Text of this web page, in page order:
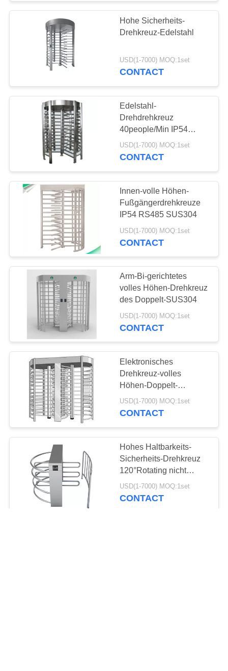
Hohe Sicherheits-
Drehkreuz-Edelstahl
USD(1-7000) MOQ:1set
CONTACT
Edelstahl-
Drehdrehkreuz
40people/Min IP54
RS485
USD(1-7000) MOQ:1set
CONTACT
Innen-volle Höhen-
Fußgängerdrehkreuze
IP54 RS485 SUS304
USD(1-7000) MOQ:1set
CONTACT
Arm-Bi-gerichtetes
volles Höhen-Drehkreuz
des Doppelt-SUS304
USD(1-7000) MOQ:1set
CONTACT
Elektronisches
Drehkreuz-volles
Höhen-Doppelt-
Drehungs-Art-Tor für
Forschungsinstitute
USD(1-7000) MOQ:1set
CONTACT
Hohes Haltbarkeits-
Sicherheits-Drehkreuz
120°Rotating nicht
rostend für Bahnhof
USD(1-7000) MOQ:1set
CONTACT